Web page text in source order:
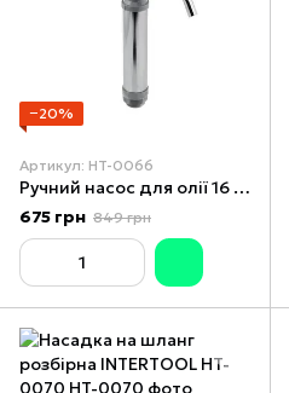
−20%
Артикул: HT-0066
Ручний насос для олії 16 л/хв INTERTOOL HT-0066
675 грн 849 грн